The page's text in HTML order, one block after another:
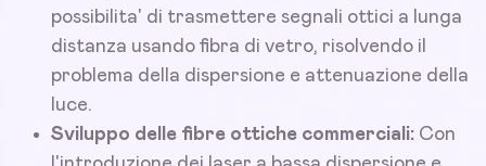
possibilita' di trasmettere segnali ottici a lunga
distanza usando fibra di vetro, risolvendo il
problema della dispersione e attenuazione della
luce.
Sviluppo delle fibre ottiche commerciali: Con